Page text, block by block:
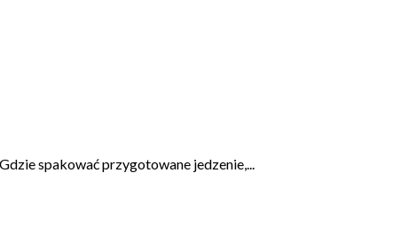
spakować przygotowane jedzenie,...